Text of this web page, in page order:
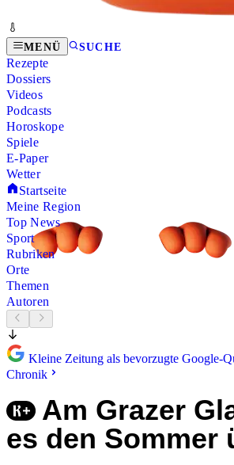
MENÜ SUCHE
Rezepte
Dossiers
Videos
Podcasts
Horoskope
Spiele
E-Paper
Wetter
Startseite
Meine Region
Top News
Sport
Rubriken
Orte
Themen
Autoren
Kleine Zeitung als bevorzugte Google-
Chronik
Am Grazer
es den Sommer